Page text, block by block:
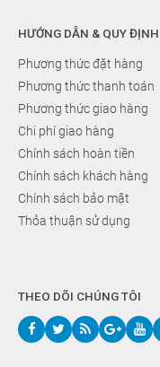
HƯỚNG DẪN & QUY ĐỊNH
Phương thức đặt hàng
Phương thức thanh toán
Phương thức giao hàng
Chi phí giao hàng
Chính sách hoàn tiền
Chính sách khách hàng
Chính sách bảo mật
Thỏa thuận sử dụng
THEO DÕI CHÚNG TÔI